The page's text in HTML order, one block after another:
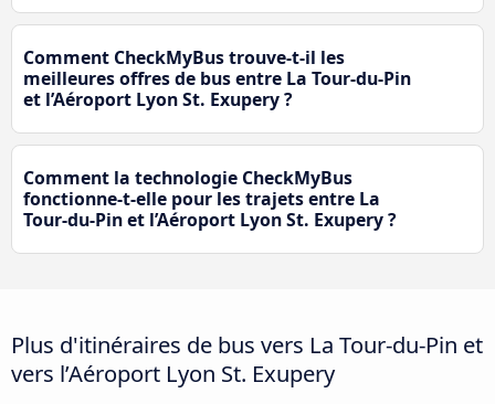
Comment CheckMyBus trouve-t-il les
meilleures offres de bus entre La Tour-du-Pin
et l’Aéroport Lyon St. Exupery ?
Comment la technologie CheckMyBus
fonctionne-t-elle pour les trajets entre La
Tour-du-Pin et l’Aéroport Lyon St. Exupery ?
Plus d'itinéraires de bus vers La Tour-du-Pin et
vers l’Aéroport Lyon St. Exupery